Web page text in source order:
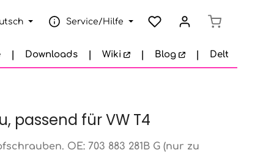
Service/Hilfe
Downloads Wiki Blog Delta Garage
passend für VW T4
OE: 703 883 281B G (nur zu